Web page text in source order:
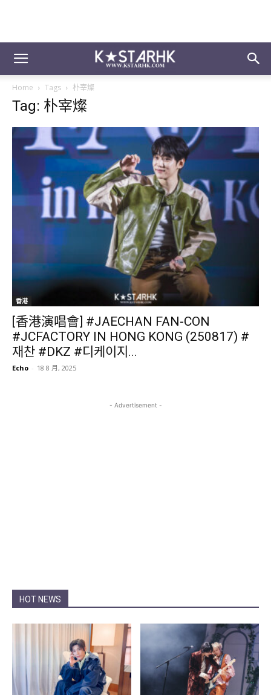
Home Tags 朴宰燦
Tag: 朴宰燦
香港
[香港演唱會] #JAECHAN FAN-CON
#JCFACTORY IN HONG KONG (250817) #
재찬 #DKZ #디케이지...
Echo - 18 8 月, 2025
- Advertisement -
HOT NEWS